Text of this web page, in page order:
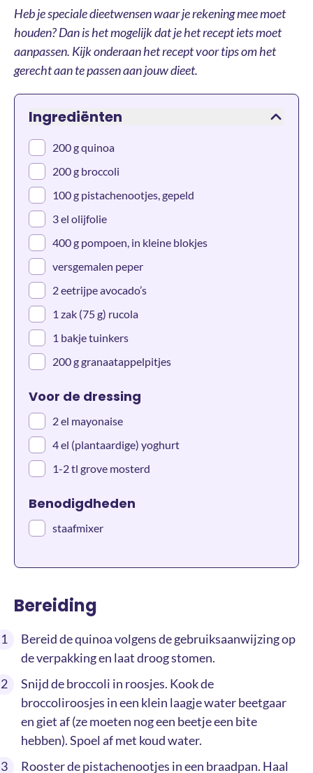
Ingrediënten
200 g quinoa
200 g broccoli
100 g pistachenootjes, gepeld
3 el olijfolie
400 g pompoen, in kleine blokjes
versgemalen peper
2 eetrijpe avocado’s
1 zak (75 g) rucola
1 bakje tuinkers
200 g granaatappelpitjes
Voor de dressing
2 el mayonaise
4 el (plantaardige) yoghurt
1-2 tl grove mosterd
Benodigdheden
staafmixer
Heb je speciale dieetwensen waar je rekening mee moet
houden? Dan is het mogelijk dat je het recept iets moet
aanpassen. Kijk onderaan het recept voor tips om het
gerecht aan te passen aan jouw dieet.
Bereiding
Bereid de quinoa volgens de gebruiksaanwijzing op
de verpakking en laat droog stomen.
Snijd de broccoli in roosjes. Kook de
broccoliroosjes in een klein laagje water beetgaar
en giet af (ze moeten nog een beetje een bite
hebben). Spoel af met koud water.
Rooster de pistachenootjes in een braadpan. Haal